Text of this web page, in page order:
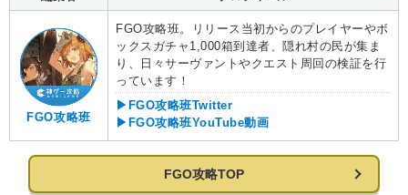
FGO攻略班
FGO攻略班。リリース当初からのプレイヤーやボ
ックスガチャ1,000箱到達者、隠れ村の民が集ま
り、日々サーヴァントやクエスト周回の検証を行
っています！
▶FGO攻略班Twitter
▶FGO攻略班YouTube動画
FGO攻略TOP